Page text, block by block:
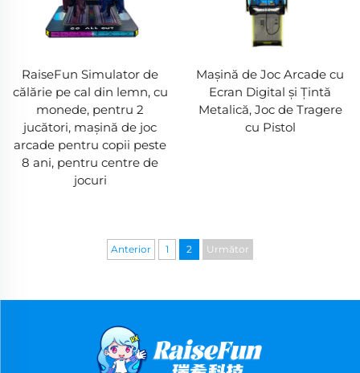
RaiseFun Simulator de
călărie pe cal din lemn, cu
monede, pentru 2
jucători, mașină de joc
arcade pentru copii peste
8 ani, pentru centre de
jocuri
Mașină de Joc Arcade cu
Ecran Digital și Țintă
Metalică, Joc de Tragere
cu Pistol
Anterior 1 2 Următor